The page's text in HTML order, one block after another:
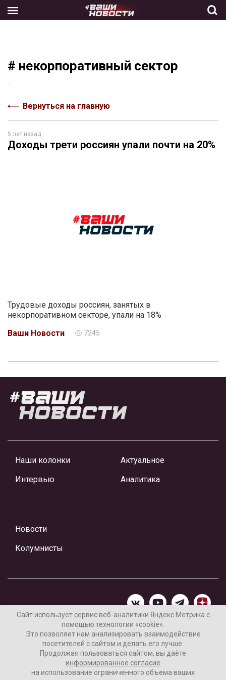
the
# некорпоративный сектор
Вернуться на главную
5 лет назад
Доходы трети россиян упали почти на 20%
Трудовые доходы россиян, занятых в
некорпоративном секторе, упали на 18%
Ваши Новости
7245
Наши колонки
Интервью
Актуальное
Аналитика
Новости
Колумнисты
Материалы предоставлены редакцией Интернет-газеты
«Ваши новости»
Нашли ошибку? Выделите ее и нажмите Ctrl+Enter
Сайт использует сервис веб-аналитики Яндекс Метрика с
помощью технологии «cookie».
Это позволяет нам анализировать взаимодействие
посетителей с сайтом и делать его лучше.
Продолжая пользоваться сайтом, вы даёте
информированное согласие
на использование ограниченного объема ваших